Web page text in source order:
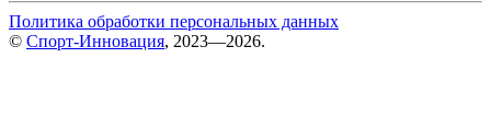
Политика обработки персональных данных
© Спорт-Инновация, 2023—2026.